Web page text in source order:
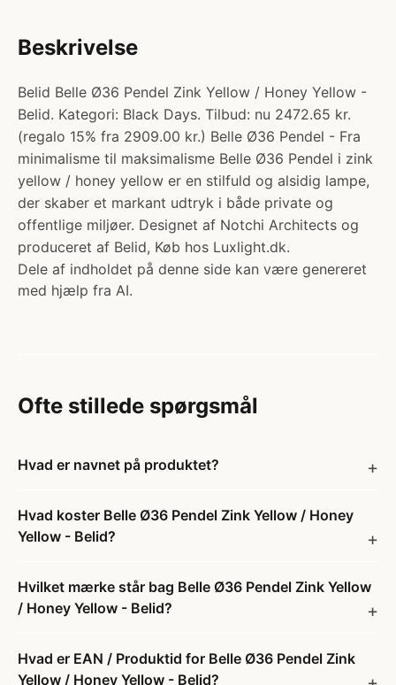
Beskrivelse
Belid Belle Ø36 Pendel Zink Yellow / Honey Yellow -
Belid. Kategori: Black Days. Tilbud: nu 2472.65 kr.
(regalo 15% fra 2909.00 kr.) Belle Ø36 Pendel - Fra
minimalisme til maksimalisme Belle Ø36 Pendel i zink
yellow / honey yellow er en stilfuld og alsidig lampe,
der skaber et markant udtryk i både private og
offentlige miljøer. Designet af Notchi Architects og
produceret af Belid, Køb hos Luxlight.dk.
Dele af indholdet på denne side kan være genereret
med hjælp fra AI.
Ofte stillede spørgsmål
Hvad er navnet på produktet?
Hvad koster Belle Ø36 Pendel Zink Yellow / Honey
Yellow - Belid?
Hvilket mærke står bag Belle Ø36 Pendel Zink Yellow
/ Honey Yellow - Belid?
Hvad er EAN / Produktid for Belle Ø36 Pendel Zink
Yellow / Honey Yellow - Belid?